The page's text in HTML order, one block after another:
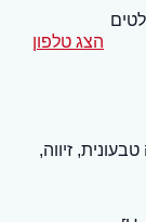
הצג טלפון
זיווה,